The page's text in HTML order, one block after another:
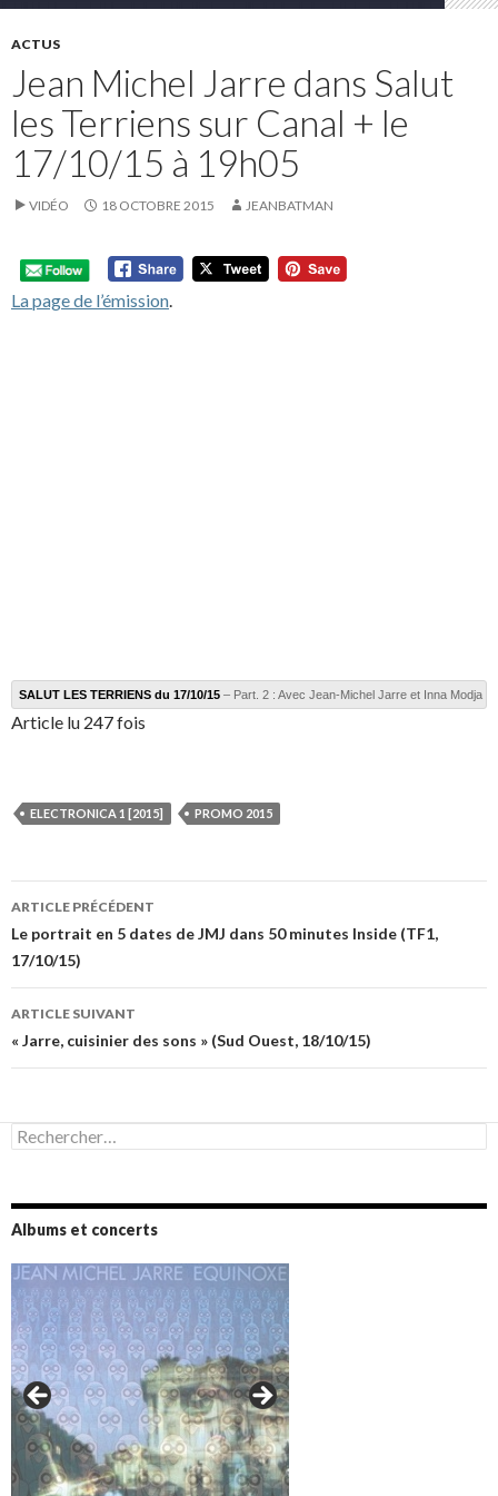
ACTUS
Jean Michel Jarre dans Salut
les Terriens sur Canal + le
17/10/15 à 19h05
VIDÉO 18 OCTOBRE 2015 JEANBATMAN
La page de l’émission.
SALUT LES TERRIENS du 17/10/15 – Part. 2 : Avec Jean-Michel Jarre et Inna Modja
Article lu 247 fois
ELECTRONICA 1 [2015] PROMO 2015
Navigation
des
articles
ARTICLE PRÉCÉDENT
Le portrait en 5 dates de JMJ dans 50 minutes Inside (TF1,
17/10/15)
ARTICLE SUIVANT
« Jarre, cuisinier des sons » (Sud Ouest, 18/10/15)
Rechercher :
Albums et concerts